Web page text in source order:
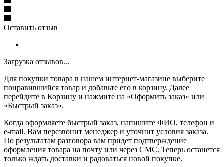
Оставить отзыв
Загрузка отзывов...
Для покупки товара в нашем интернет-магазине выберите
понравившийся товар и добавьте его в корзину. Далее
перейдите в Корзину и нажмите на «Оформить заказ» или
«Быстрый заказ».
Когда оформляете быстрый заказ, напишите ФИО, телефон и
e-mail. Вам перезвонит менеджер и уточнит условия заказа.
По результатам разговора вам придет подтверждение
оформления товара на почту или через СМС. Теперь останется
только ждать доставки и радоваться новой покупке.